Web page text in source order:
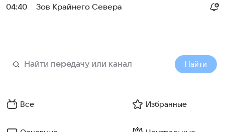
04:40
Зов Крайнего Севера
Найти
Все Избранные